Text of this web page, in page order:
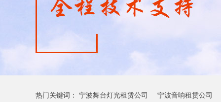
热门关键词： 宁波舞台灯光租赁公司 宁波音响租赁公司